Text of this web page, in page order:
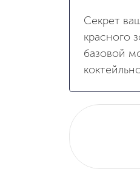
Секрет
красного
базовой